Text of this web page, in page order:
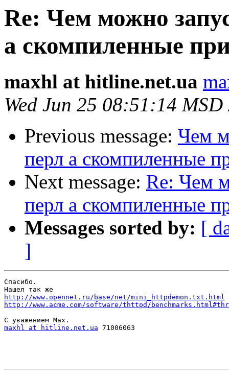
Re: Чем можно
а скомпиленные
maxhl at hitline.net.ua
Wed Jun 25 08:51:14 MSD
Previous message: Чем
перл а скомпиленные
Next message: Re: Чем
перл а скомпиленные
Messages sorted by: [
]
Спасибо.
http://www.opennet.ru/base/net/mini_httpdemon.txt.html
http://www.acme.com/software/thttpd/
maxhl at hitline.net.ua 71006063